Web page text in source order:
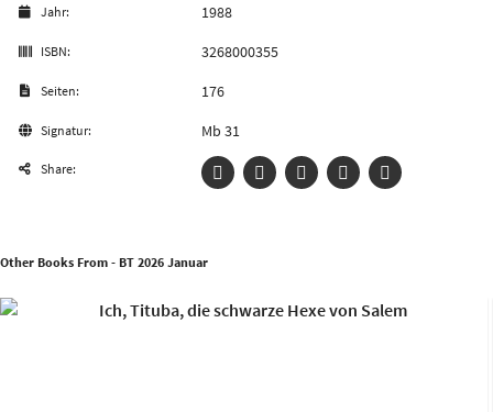
Jahr: 1988
ISBN: 3268000355
Seiten: 176
Signatur: Mb 31
Share:
Other Books From - BT 2026 Januar